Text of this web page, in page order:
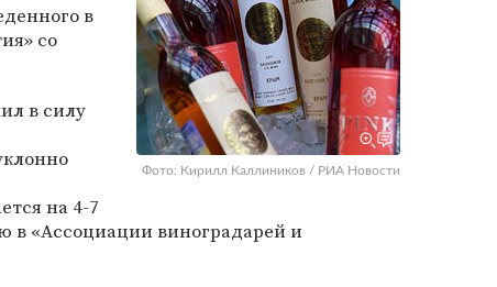
Фото: Кирилл Каллиников / РИА Новости
в
со
в силу
на 4-7
в «Ассоциации виноградарей и